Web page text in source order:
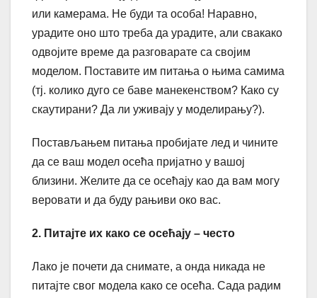
или камерама. Не буди та особа! Наравно,
урадите оно што треба да урадите, али свакако
одвојите време да разговарате са својим
моделом. Поставите им питања о њима самима
(тј. колико дуго се баве манекенством? Како су
скаутирани? Да ли уживају у моделирању?).
Постављањем питања пробијате лед и чините
да се ваш модел осећа пријатно у вашој
близини. Желите да се осећају као да вам могу
веровати и да буду рањиви око вас.
2. Питајте их како се осећају – често
Лако је почети да снимате, а онда никада не
питајте свог модела како се осећа. Сада радим